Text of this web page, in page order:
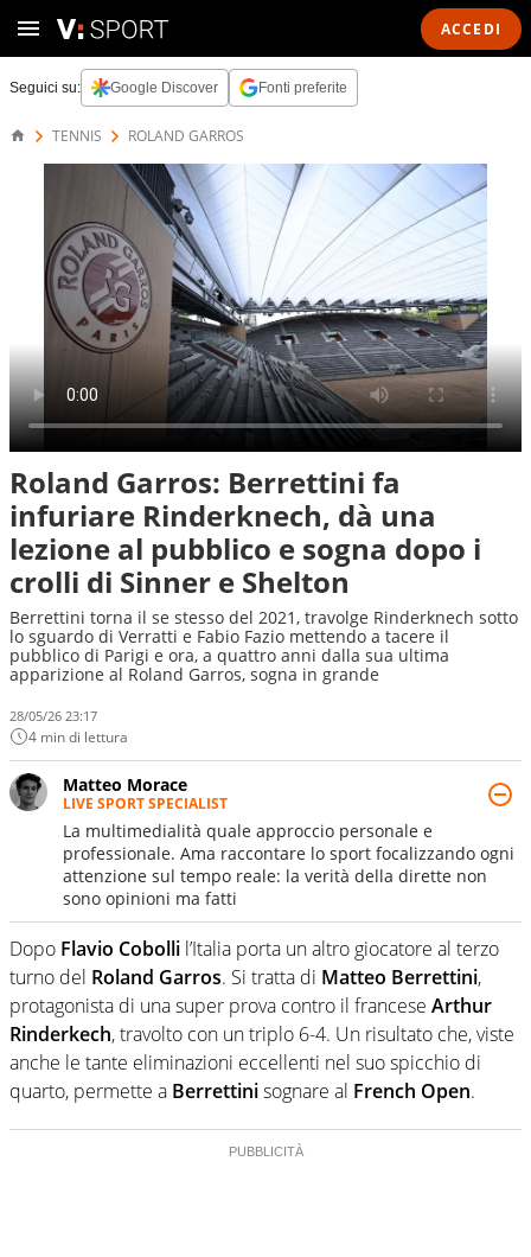
ACCEDI
Seguici su: Google Discover Fonti preferite
TENNIS ROLAND GARROS
Roland Garros: Berrettini fa
infuriare Rinderknech, dà una
lezione al pubblico e sogna dopo i
crolli di Sinner e Shelton
Berrettini torna il se stesso del 2021, travolge Rinderknech sotto
lo sguardo di Verratti e Fabio Fazio mettendo a tacere il
pubblico di Parigi e ora, a quattro anni dalla sua ultima
apparizione al Roland Garros, sogna in grande
28/05/26 23:17
4 min di lettura
Matteo Morace
LIVE SPORT SPECIALIST
La multimedialità quale approccio personale e
professionale. Ama raccontare lo sport focalizzando ogni
attenzione sul tempo reale: la verità della dirette non
sono opinioni ma fatti
Dopo Flavio Cobolli l’Italia porta un altro giocatore al terzo
turno del Roland Garros. Si tratta di Matteo Berrettini,
protagonista di una super prova contro il francese Arthur
Rinderkech, travolto con un triplo 6-4. Un risultato che, viste
anche le tante eliminazioni eccellenti nel suo spicchio di
quarto, permette a Berrettinisognare al French Open.